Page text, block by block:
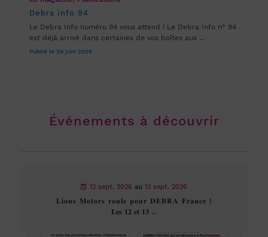
Debra info 94
Le Debra Info numéro 94 vous attend ! Le Debra Info n° 94
est déjà arrivé dans certaines de vos boîtes aux ...
Publié le 29 juin 2026
Événements à découvrir
12 sept. 2026 au 13 sept. 2026
𝐋𝐢𝐨𝐧𝐬 𝐌𝐨𝐭𝐨𝐫𝐬 𝐫𝐨𝐮𝐥𝐞 𝐩𝐨𝐮𝐫 𝐃𝐄𝐁𝐑𝐀 𝐅𝐫𝐚𝐧𝐜𝐞 !
𝐋𝐞𝐬 𝟏𝟐 𝐞𝐭 𝟏𝟑 ...